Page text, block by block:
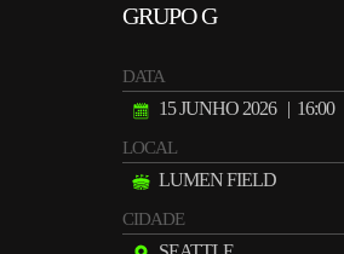
GRUPO G
DATA
15 JUNHO 2026 | 16:00
LOCAL
LUMEN FIELD
CIDADE